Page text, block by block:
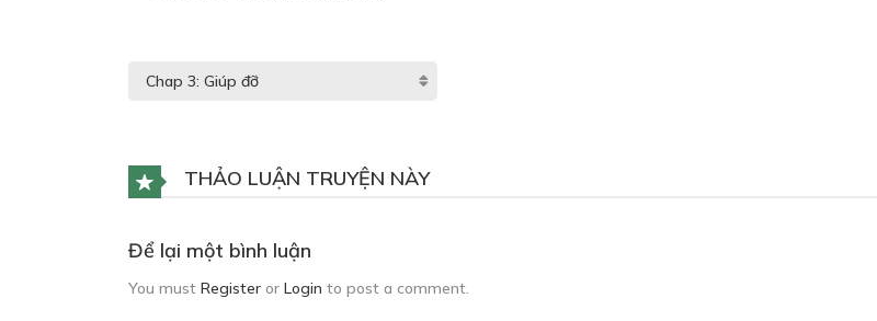
THẢO LUẬN TRUYỆN NÀY
Để lại một bình luận
You must Register or Login to post a comment.